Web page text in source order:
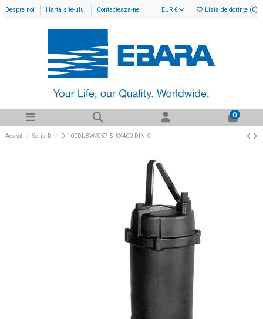
Despre noi Harta site-ului Contacteaza-ne EUR € Lista de dorințe (0)
0
Acasă Seria D D-100DLBW/C57.5-3X400-DIN-C